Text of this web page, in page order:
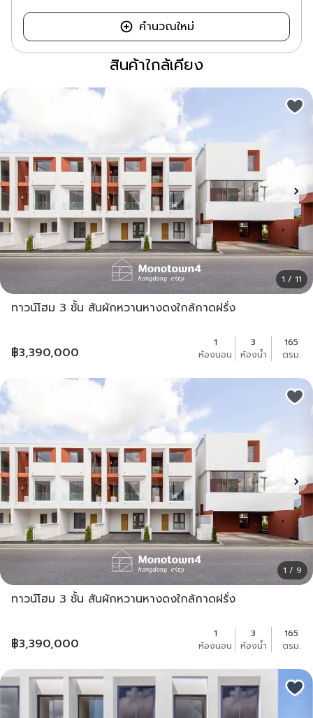
คำนวณใหม่
สินค้าใกล้เคียง
1 / 11
ทาวน์โฮม 3 ชั้น สันผักหวานหางดงใกล้กาดฝรั่ง
฿3,390,000
1
ห้องนอน
3
ห้องน้ำ
165
ตรม.
1 / 9
ทาวน์โฮม 3 ชั้น สันผักหวานหางดงใกล้กาดฝรั่ง
฿3,390,000
1
ห้องนอน
3
ห้องน้ำ
165
ตรม.